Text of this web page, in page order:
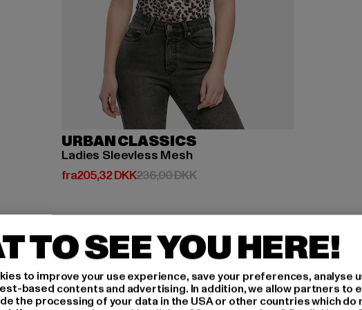
URBAN CLASSICS
Ladies Sleevless Mesh
fra205,32 DKK
Nuværende pris: Fra 205,32 DKK
236,00 DKKKampagnepris: 236,00 DKK
TO SEE YOU HERE!
to improve your use experience, save your preferences, analyse
based contents and advertising. In addition, we allow partners to
the processing of your data in the USA or other countries which do